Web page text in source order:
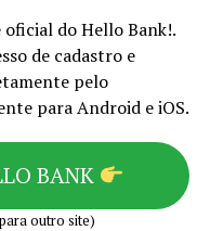
oficial do Hello Bank!.
de cadastro e
pelo
para Android e iOS.
BANK
outro site)